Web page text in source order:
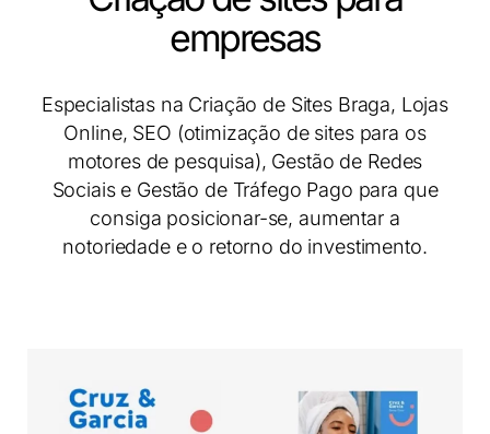
empresas
Especialistas na Criação de Sites Braga, Lojas
Online, SEO (otimização de sites para os
motores de pesquisa), Gestão de Redes
Sociais e Gestão de Tráfego Pago para que
consiga posicionar-se, aumentar a
notoriedade e o retorno do investimento.